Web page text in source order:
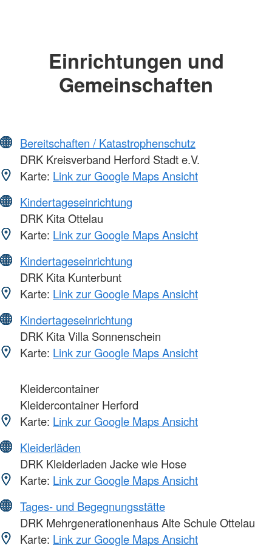
Einrichtungen und
Gemeinschaften
Bereitschaften / Katastrophenschutz
DRK Kreisverband Herford Stadt e.V.
Karte: Link zur Google Maps Ansicht
Kindertageseinrichtung
DRK Kita Ottelau
Karte: Link zur Google Maps Ansicht
Kindertageseinrichtung
DRK Kita Kunterbunt
Karte: Link zur Google Maps Ansicht
Kindertageseinrichtung
DRK Kita Villa Sonnenschein
Karte: Link zur Google Maps Ansicht
Kleidercontainer
Kleidercontainer Herford
Karte: Link zur Google Maps Ansicht
Kleiderläden
DRK Kleiderladen Jacke wie Hose
Karte: Link zur Google Maps Ansicht
Tages- und Begegnungsstätte
DRK Mehrgenerationenhaus Alte Schule Ottelau
Karte: Link zur Google Maps Ansicht